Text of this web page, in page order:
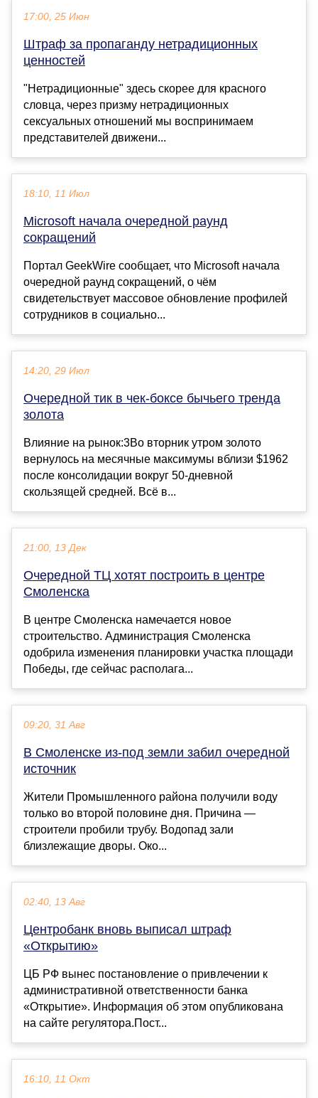
17:00, 25 Июн
Штраф за пропаганду нетрадиционных
ценностей
"Нетрадиционные" здесь скорее для красного
словца, через призму нетрадиционных
сексуальных отношений мы воспринимаем
представителей движени...
18:10, 11 Июл
Microsoft начала очередной раунд
сокращений
Портал GeekWire сообщает, что Microsoft начала
очередной раунд сокращений, о чём
свидетельствует массовое обновление профилей
сотрудников в социально...
14:20, 29 Июл
Очередной тик в чек-боксе бычьего тренда
золота
Влияние на рынок:3Во вторник утром золото
вернулось на месячные максимумы вблизи $1962
после консолидации вокруг 50-дневной
скользящей средней. Всё в...
21:00, 13 Дек
Очередной ТЦ хотят построить в центре
Смоленска
В центре Смоленска намечается новое
строительство. Администрация Смоленска
одобрила изменения планировки участка площади
Победы, где сейчас располага...
09:20, 31 Авг
В Смоленске из-под земли забил очередной
источник
Жители Промышленного района получили воду
только во второй половине дня. Причина —
строители пробили трубу. Водопад зали
близлежащие дворы. Око...
02:40, 13 Авг
Центробанк вновь выписал штраф
«Открытию»
ЦБ РФ вынес постановление о привлечении к
административной ответственности банка
«Открытие». Информация об этом опубликована
на сайте регулятора.Пост...
16:10, 11 Окт